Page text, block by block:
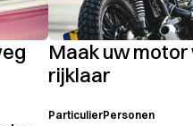
Maak uw
rijklaar
ParticulierPersonen